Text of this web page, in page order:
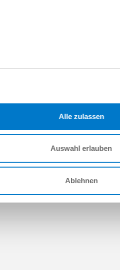
Alle zulassen
Auswahl erlauben
Ablehnen